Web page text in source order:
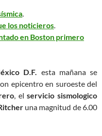
.
los noticieros.
en Boston primero
D.F. esta mañana se
epicentro en suroeste del
, elservicio sismologico
una magnitud de 6.00